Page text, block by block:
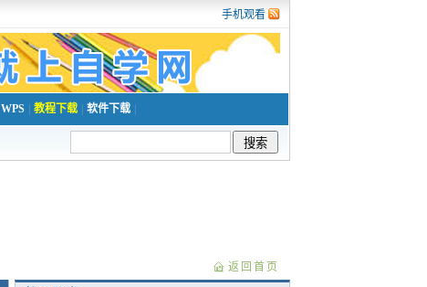
手机观看
WPS 教程下载 软件下载
返回首页